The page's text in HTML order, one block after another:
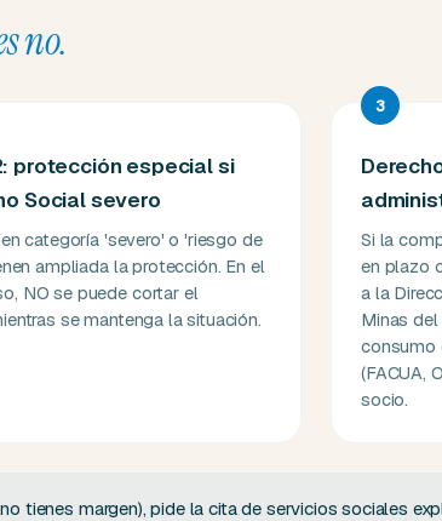
no.
protección especial si
Social severo
categoría 'severo' o 'riesgo de
ampliada la protección. En el
NO se puede cortar el
se mantenga la situación.
3
Si la
en plazo
a la
Minas
consumo
(FACUA,
socio.
tienes margen), pide la cita de servicios sociales